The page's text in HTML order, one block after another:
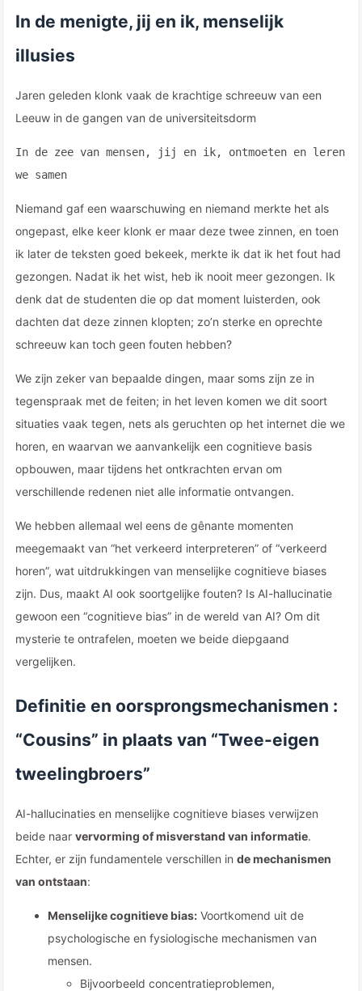
In de menigte, jij en ik, menselijk
illusies
Jaren geleden klonk vaak de krachtige schreeuw van een
Leeuw in de gangen van de universiteitsdorm
In de zee van mensen, jij en ik, ontmoeten en leren
we samen
Niemand gaf een waarschuwing en niemand merkte het als
ongepast, elke keer klonk er maar deze twee zinnen, en toen
ik later de teksten goed bekeek, merkte ik dat ik het fout had
gezongen. Nadat ik het wist, heb ik nooit meer gezongen. Ik
denk dat de studenten die op dat moment luisterden, ook
dachten dat deze zinnen klopten; zo’n sterke en oprechte
schreeuw kan toch geen fouten hebben?
We zijn zeker van bepaalde dingen, maar soms zijn ze in
tegenspraak met de feiten; in het leven komen we dit soort
situaties vaak tegen, nets als geruchten op het internet die we
horen, en waarvan we aanvankelijk een cognitieve basis
opbouwen, maar tijdens het ontkrachten ervan om
verschillende redenen niet alle informatie ontvangen.
We hebben allemaal wel eens de gênante momenten
meegemaakt van “het verkeerd interpreteren” of “verkeerd
horen”, wat uitdrukkingen van menselijke cognitieve biases
zijn. Dus, maakt AI ook soortgelijke fouten? Is AI-hallucinatie
gewoon een “cognitieve bias” in de wereld van AI? Om dit
mysterie te ontrafelen, moeten we beide diepgaand
vergelijken.
Definitie en oorsprongsmechanismen :
“Cousins” in plaats van “Twee-eigen
tweelingbroers”
AI-hallucinaties en menselijke cognitieve biases verwijzen
beide naar vervorming of misverstand van informatie.
Echter, er zijn fundamentele verschillen in de mechanismen
van ontstaan:
Menselijke cognitieve bias: Voortkomend uit de
psychologische en fysiologische mechanismen van
mensen.
Bijvoorbeeld concentratieproblemen,